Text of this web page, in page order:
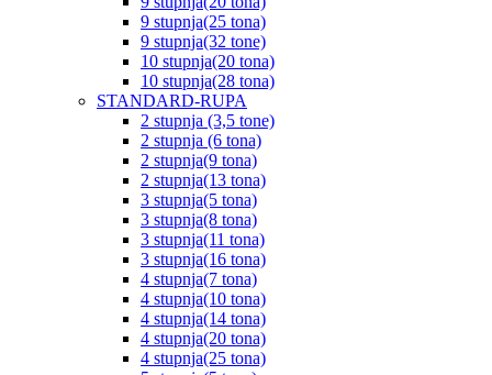
9 stupnja(25 tona)
9 stupnja(32 tone)
10 stupnja(20 tona)
10 stupnja(28 tona)
STANDARD-RUPA
2 stupnja (3,5 tone)
2 stupnja (6 tona)
2 stupnja(9 tona)
2 stupnja(13 tona)
3 stupnja(5 tona)
3 stupnja(8 tona)
3 stupnja(11 tona)
3 stupnja(16 tona)
4 stupnja(7 tona)
4 stupnja(10 tona)
4 stupnja(14 tona)
4 stupnja(20 tona)
4 stupnja(25 tona)